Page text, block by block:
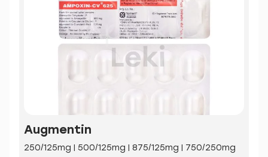
Augmentin
250/125mg | 500/125mg | 875/125mg | 750/250mg